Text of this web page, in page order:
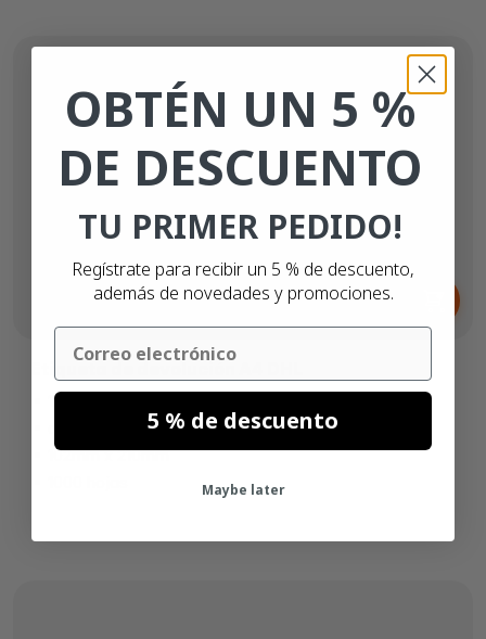
Desde
€
1 etiqueta extraíble
adhesivo permanente
102mm x 210mm
OBTÉN UN 5 %
DE DESCUENTO
TU PRIMER PEDIDO!
Regístrate para recibir un 5 % de descuento,
además de novedades y promociones.
Email
5 % de descuento
Maybe later